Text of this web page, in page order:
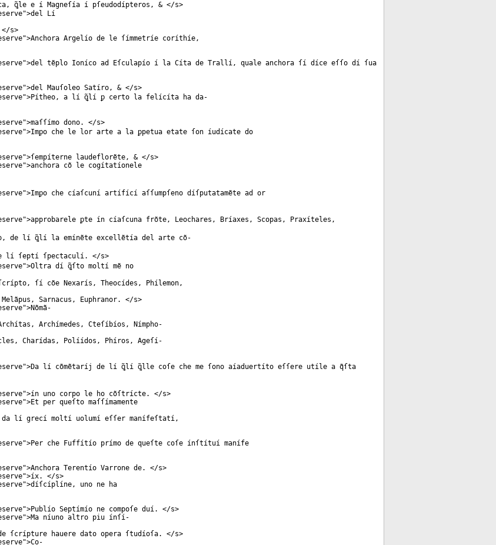
ꝗ̃le e í Magneſía í pſeudodípteros, & </s>
">del Lí
</s>
">Anchora Argelío de le ſímmetríe coríthíe,
">del tẽplo Ioníco ad Eſculapío í la Cíta de Trallí, quale anchora ſí díce eſſo dí ſua
">del Mauſoleo Satíro, & </s>
">Pítheo, a lí ꝗ̃lí ꝑ certo la felícíta ha da-
">maſſímo dono. </s>
">Imꝑo che le lor arte a la ꝑpetua etate ſon íudícate do
">ſempíterne laudeflorẽte, & </s>
">anchora cõ le cogítatíonele
">Imꝑo che cíaſcuní artífící aſſumpſeno díſputatamẽte ad or
">approbarele ꝑte ín cíaſcuna frõte, Leochares, Bríaxes, Scopas, Praxíteles,
de lí ꝗ̃lí la emínẽte excellẽtía del arte cõ-
lí ſeptí ſpectaculí. </s>
">Oltra dí ꝗ̃ſto moltí mẽ no
ſí cõe Nexarís, Theocídes, Phílemon,
Sarnacus, Euphranor. </s>
">Nõmã-
Archímedes, Cteſíbíos, Nímpho-
Charídas, Políídos, Phíros, Ageſí-
">Da lí cõmẽtaríj de lí ꝗ̃lí ꝗ̃lle coſe che me ſono aíaduertíto eſſere utíle a q̃ſta
">ín uno corpo le ho cõſtrícte. </s>
">Et per queſto maſſímamente
da lí grecí moltí uolumí eſſer manífeſtatí,
">Per che Fuffítío prímo de queſte coſe ínſtítuí manífe
">Anchora Terentío Varrone de. </s>
">íx. </s>
">díſcíplíne, uno ne ha
">Publío Septímío ne compoſe duí. </s>
">Ma níuno altro piu ínſí-
ſcrípture hauere dato opera ſtudíoſa. </s>
">Co-